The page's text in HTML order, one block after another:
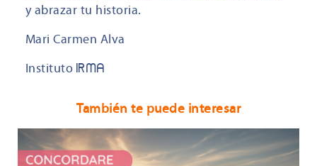
y abrazar tu historia.
Mari Carmen Alva
Instituto IRMA
También te puede interesar